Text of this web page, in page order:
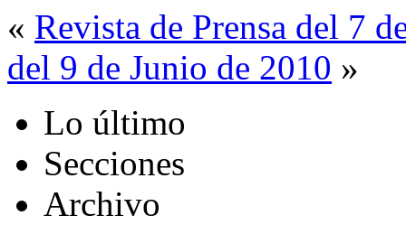
« Revista de Prensa del 7
del 9 de Junio de 2010 »
Lo último
Secciones
Archivo